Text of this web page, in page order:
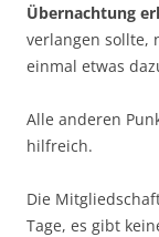
Übernachtung
verlangen sollte,
einmal etwas
Alle anderen
hilfreich.
Die
Tage, es gibt